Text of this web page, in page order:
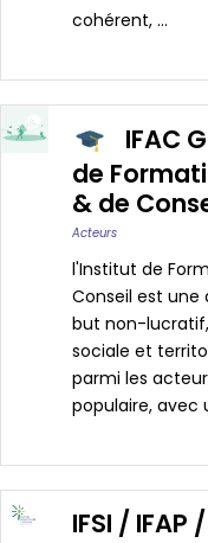
cohérent, ...
IFAC
de
& de
Acteurs
l'Institut de
Conseil est une
but non-
sociale et
parmi les
populaire, avec
IFSI / IFAP